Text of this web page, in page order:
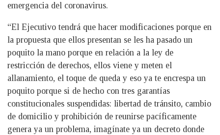
emergencia del coronavirus.
“El Ejecutivo tendrá que hacer modificaciones porque en
la propuesta que ellos presentan se les ha pasado un
poquito la mano porque en relación a la ley de
restricción de derechos, ellos viene y meten el
allanamiento, el toque de queda y eso ya te encrespa un
poquito porque si de hecho con tres garantías
constitucionales suspendidas: libertad de tránsito, cambio
de domicilio y prohibición de reunirse pacíficamente
genera ya un problema, imagínate ya un decreto donde